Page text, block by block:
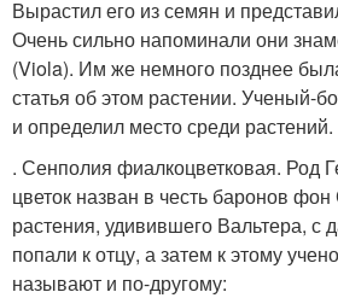
Вырастил его из семян и
Очень сильно напоминали они
(Viola). Им же немного позднее
статья об этом растении. Ученый-
и определил место среди растений.
. Сенполия фиалкоцветковая. Род
цветок назван в честь баронов
растения, удивившего Вальтера, с
попали к отцу, а затем к этому
называют и по-другому: